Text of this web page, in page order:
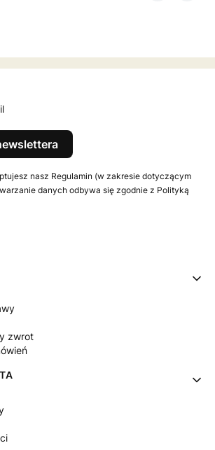
nasz Regulamin (w zakresie dotyczącym
danych odbywa się zgodnie z Polityką
zwrot